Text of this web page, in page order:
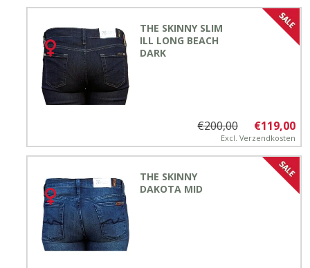
THE SKINNY SLIM
ILL LONG BEACH
DARK
€119,00
€200,00
Excl. Verzendkosten
THE SKINNY
DAKOTA MID